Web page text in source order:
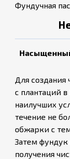
Фундучная
Для
с плантаций
наилучших
течение не
обжарки с
Затем фундук
получения